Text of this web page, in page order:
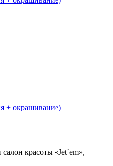
+ окрашивание)
красоты «Jet`em»,